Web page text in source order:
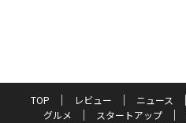
TOP レビュー ニュース
グルメ
スタートアップ